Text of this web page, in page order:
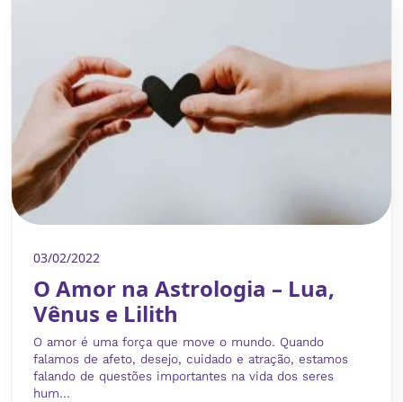
03/02/2022
O Amor na Astrologia – Lua,
Vênus e Lilith
O amor é uma força que move o mundo. Quando
falamos de afeto, desejo, cuidado e atração, estamos
falando de questões importantes na vida dos seres
hum...